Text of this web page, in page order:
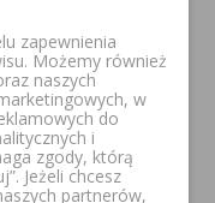
A do Zarrow_drop_down
zapewnienia
Możemy również
naszych
w
do
i
zgody, którą
Jeżeli chcesz
partnerów,